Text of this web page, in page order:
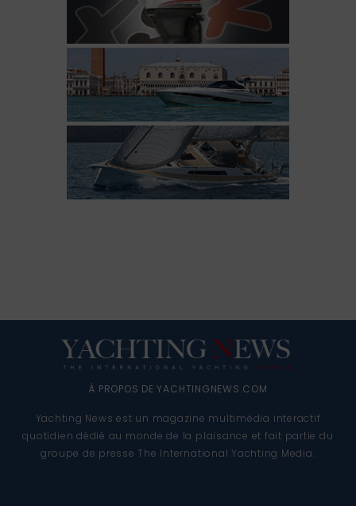
À PROPOS DE YACHTINGNEWS.COM
Yachting News est un magazine multimédia interactif
quotidien dédié au monde de la plaisance et fait partie du
groupe de presse The International Yachting Media.